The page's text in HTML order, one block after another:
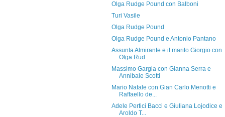
Olga Rudge Pound con Balboni
Turi Vasile
Olga Rudge Pound
Olga Rudge Pound e Antonio Pantano
Assunta Almirante e il marito Giorgio con
Olga Rud...
Massimo Gargia con Gianna Serra e
Annibale Scotti
Mario Natale con Gian Carlo Menotti e
Raffaello de...
Adele Pertici Bacci e Giuliana Lojodice e
Aroldo T...